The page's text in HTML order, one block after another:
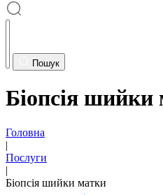
Пошук
Біопсія шийки
Головна
|
Послуги
|
Біопсія шийки матки